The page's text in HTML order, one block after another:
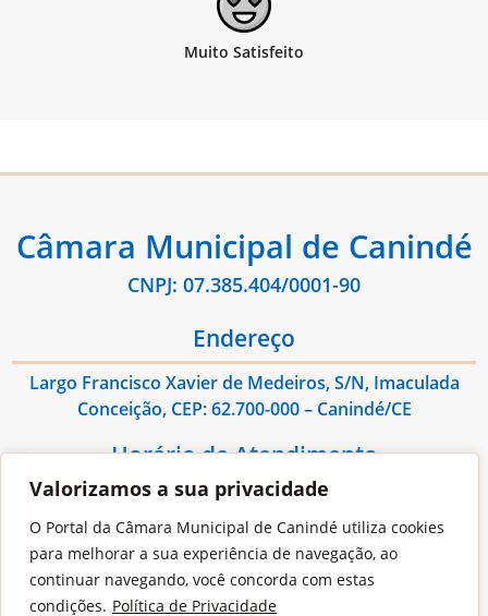
Valorizamos a sua privacidade
O Portal da Câmara Municipal de Canindé utiliza cookies
para melhorar a sua experiência de navegação, ao
continuar navegando, você concorda com estas
condições. Política de Privacidade
Câmara Municipal de Canindé
CNPJ: 07.385.404/0001-90
Endereço
Largo Francisco Xavier de Medeiros, S/N, Imaculada
Conceição, CEP: 62.700-000 – Canindé/CE
Horário de Atendimento
De Segunda à Sexta das 08:00hs às 13:00hs
Contato
E-mail: administrativo@cmcaninde.ce.gov.br